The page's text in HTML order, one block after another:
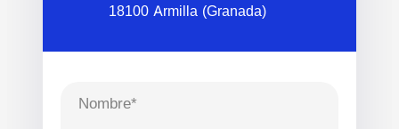
18100 Armilla (Granada)
Nombre*